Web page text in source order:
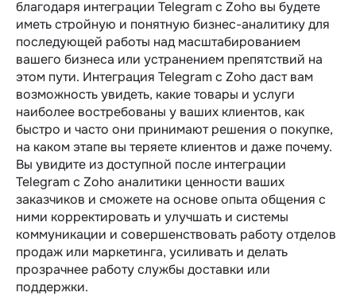
благодаря интеграции Telegram c Zoho вы будете
иметь стройную и понятную бизнес-аналитику для
последующей работы над масштабированием
вашего бизнеса или устранением препятствий на
этом пути. Интеграция Telegram c Zoho даст вам
возможность увидеть, какие товары и услуги
наиболее востребованы у ваших клиентов, как
быстро и часто они принимают решения о покупке,
на каком этапе вы теряете клиентов и даже почему.
Вы увидите из доступной после интеграции
Telegram c Zoho аналитики ценности ваших
заказчиков и сможете на основе опыта общения с
ними корректировать и улучшать и системы
коммуникации и совершенствовать работу отделов
продаж или маркетинга, усиливать и делать
прозрачнее работу службы доставки или
поддержки.